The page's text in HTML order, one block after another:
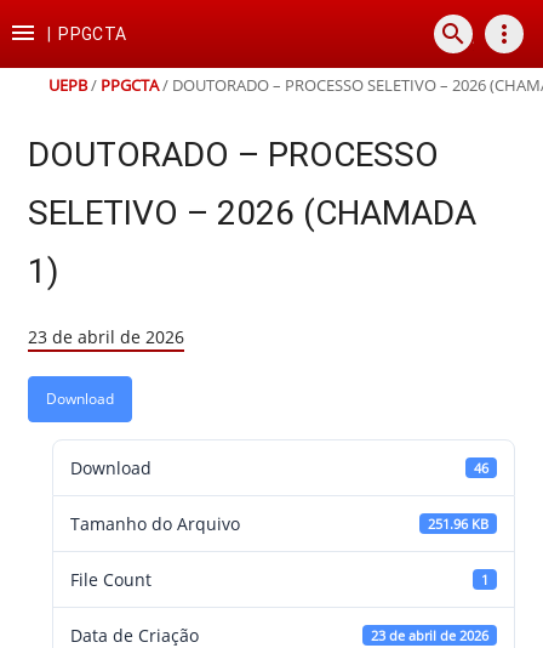
para
conteúdo
para
para
para
rodapé
 PPGCTA search more_vert
UEPB/ PPGCTA/ DOUTORADO – PROCESSO SELETIVO – 2026
DOUTORADO – PROCESSO
SELETIVO – 2026 (CHAMADA
1)
23 de abril de 2026
Download
Download 46
Tamanho do Arquivo 251.96 KB
File Count 1
Data de Criação 23 de abril de 2026